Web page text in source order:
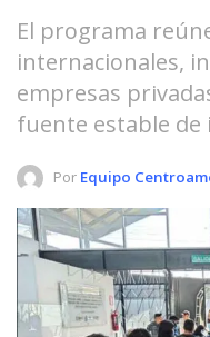
El programa
internacionales,
empresas
fuente estable de
Por Equipo